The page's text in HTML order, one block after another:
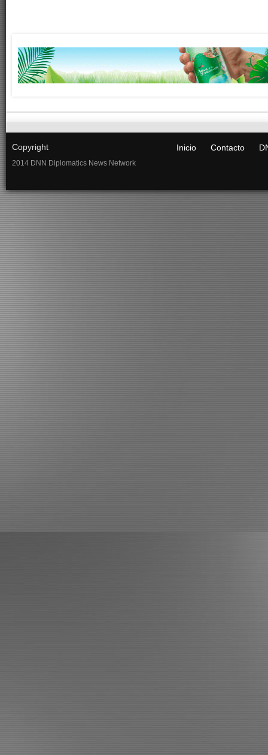
Copyright
2014 DNN Diplomatics News Network
Inicio Contacto